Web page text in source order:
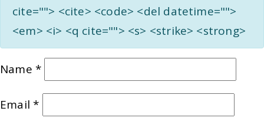
cite=""> <cite> <code> <del datetime="">
<em> <i> <q cite=""> <s> <strike> <strong>
Name *
Email *